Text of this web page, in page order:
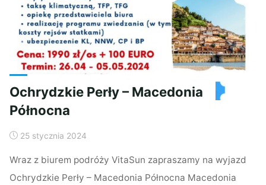
Ochrydzkie Perły – Macedonia
Północna
25 stycznia 2024
Wraz z biurem podróży VitaSun zapraszamy na wyjazd
Ochrydzkie Perły – Macedonia Północna Macedonia